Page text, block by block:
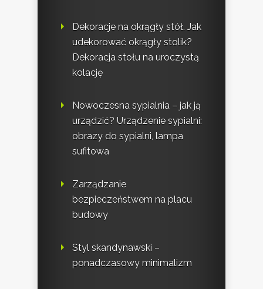
Dekoracje na okrągły stół. Jak
udekorować okrągły stolik?
Dekoracja stołu na uroczystą
kolację
Nowoczesna sypialnia – jak ją
urządzić? Urządzenie sypialni:
obrazy do sypialni, lampa
sufitowa
Zarządzanie
bezpieczeństwem na placu
budowy
Styl skandynawski –
ponadczasowy minimalizm